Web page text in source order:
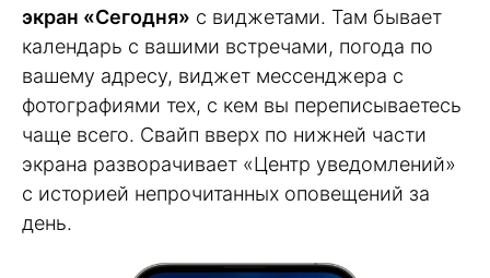
экран «Сегодня» с виджетами. Там бывает
календарь с вашими встречами, погода по
вашему адресу, виджет мессенджера с
фотографиями тех, с кем вы переписываетесь
чаще всего. Свайп вверх по нижней части
экрана разворачивает «Центр уведомлений»
с историей непрочитанных оповещений за
день.